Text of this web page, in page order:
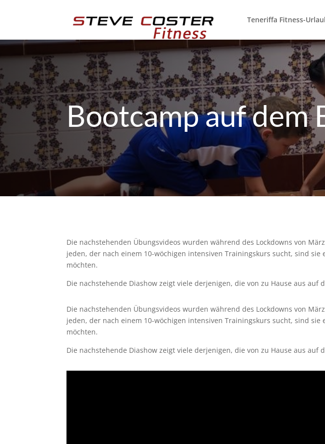
Teneriffa Fitness-
Bootcamp auf dem
Die nachstehenden Übungsvideos wurden während des Lockdowns von
jeden, der nach einem 10-wöchigen intensiven Trainingskurs sucht, sind
möchten.
Die nachstehende Diashow zeigt viele derjenigen, die von zu Hause aus auf
Die nachstehenden Übungsvideos wurden während des Lockdowns von
jeden, der nach einem 10-wöchigen intensiven Trainingskurs sucht, sind
möchten.
Die nachstehende Diashow zeigt viele derjenigen, die von zu Hause aus auf